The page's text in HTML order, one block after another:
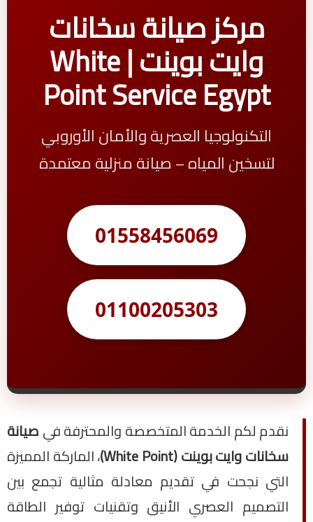
مركز صيانة سخانات
وايت بوينت | White
Point Service Egypt
التكنولوجيا العصرية والأمان الأوروبي
لتسخين المياه – صيانة منزلية معتمدة
01558456069
01100205303
نقدم لكم الخدمة المتخصصة والمحترفة فيصيانة
سخانات وايت بوينت (White Point)
، الماركة المميزة
التي نجحت في تقديم معادلة مثالية تجمع بين
التصميم العصري الأنيق وتقنيات توفير الطاقة